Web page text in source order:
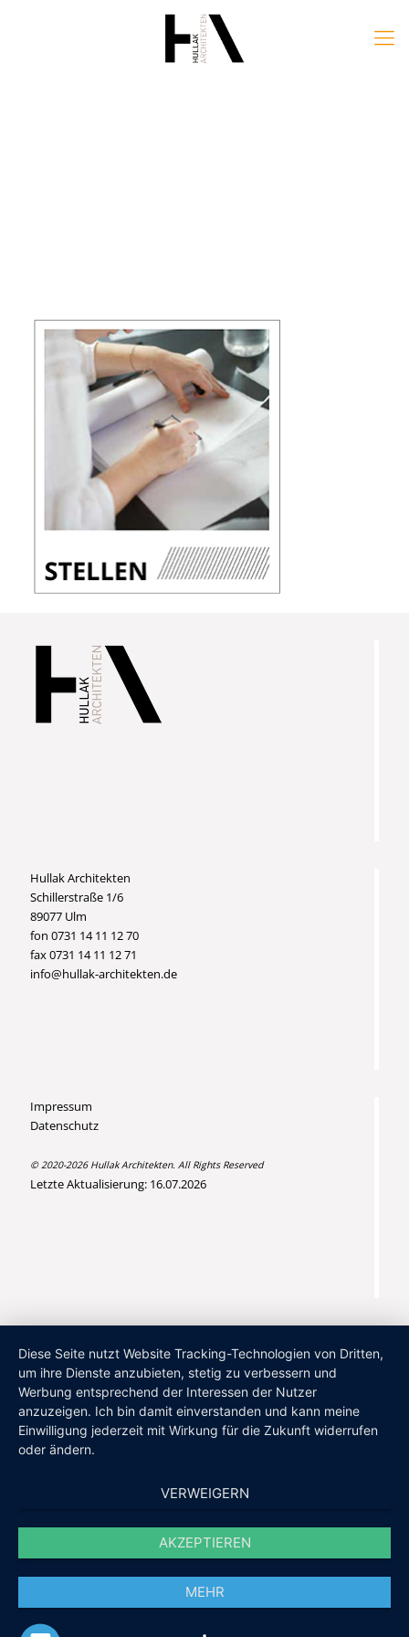
Hullak Architekten
Schillerstraße 1/6
89077 Ulm
fon 0731 14 11 12 70
fax 0731 14 11 12 71
info@hullak-architekten.de
Impressum
Datenschutz
© 2020-2026 Hullak Architekten. All Rights Reserved
Letzte Aktualisierung: 16.07.2026
Diese Seite nutzt Website Tracking-Technologien von Dritten,
um ihre Dienste anzubieten, stetig zu verbessern und
Werbung entsprechend der Interessen der Nutzer
anzuzeigen. Ich bin damit einverstanden und kann meine
Einwilligung jederzeit mit Wirkung für die Zukunft widerrufen
oder ändern.
VERWEIGERN
AKZEPTIEREN
MEHR